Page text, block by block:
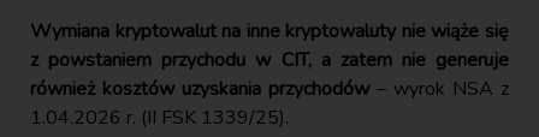
Wymiana kryptowalut na inne kryptowaluty nie wiąże się
z powstaniem przychodu w CIT, a zatem nie generuje
również kosztów uzyskania przychodów – wyrok NSA z
1.04.2026 r. (II FSK 1339/25).